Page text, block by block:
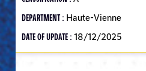
DEPARTMENT : Haute-Vienne
DATE OF UPDATE : 18/12/2025